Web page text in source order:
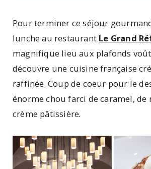
Pour terminer ce séjour
lunche au restaurant Le Grand
magnifique lieu aux plafonds
découvre une cuisine française
raffinée. Coup de coeur pour le
énorme chou farci de caramel, de
crème pâtissière.